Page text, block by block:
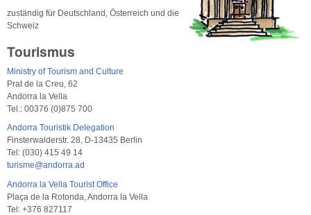
zuständig für Deutschland, Österreich und die
Schweiz
Tourismus
Ministry of Tourism and Culture
Prat de la Creu, 62
Andorra la Vella
Tel.: 00376 (0)875 700
Andorra Touristik Delegation
Finsterwalderstr. 28, D-13435 Berlin
Tel: (030) 415 49 14
turisme@andorra.ad
Andorra la Vella Tourist Office
Plaça de la Rotonda, Andorra la Vella
Tel: +376 827117